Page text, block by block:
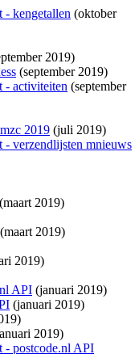
- kengetallen (oktober
2019)
(september 2019)
- activiteiten (september
2019 (juli 2019)
verzendlijsten mnieuws
2019)
(maart 2019)
2019)
API (januari 2019)
(januari 2019)
2019)
- postcode.nl API